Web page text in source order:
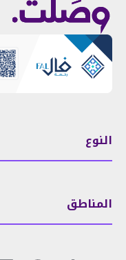
النوع
المناطق